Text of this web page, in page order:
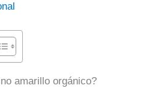
amarillo orgánico?